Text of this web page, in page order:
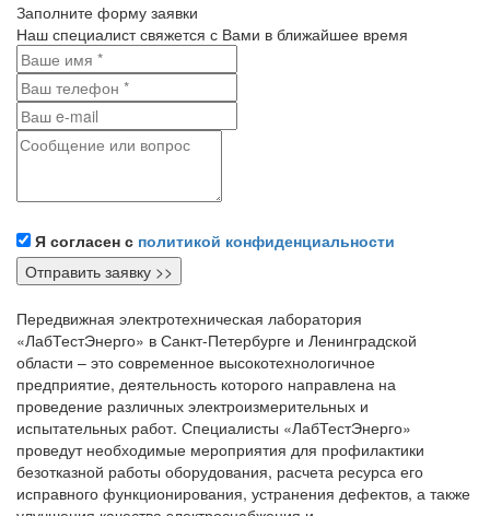
Заполните форму заявки
Наш специалист свяжется с Вами в ближайшее время
Я согласен с политикой конфиденциальности
Передвижная электротехническая лаборатория
«ЛабТестЭнерго» в Санкт-Петербурге и Ленинградской
области – это современное высокотехнологичное
предприятие, деятельность которого направлена на
проведение различных электроизмерительных и
испытательных работ. Специалисты «ЛабТестЭнерго»
проведут необходимые мероприятия для профилактики
безотказной работы оборудования, расчета ресурса его
исправного функционирования, устранения дефектов, а также